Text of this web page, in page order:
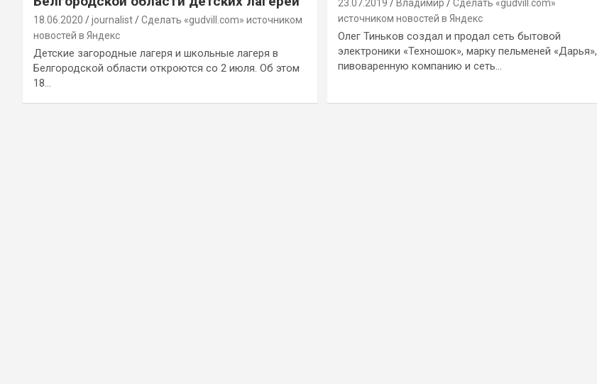
18.06.2020 journalist
Сделать «gudvill.com» источником
новостей в Яндекс
Детские загородные лагеря и школьные лагеря в
Белгородской области откроются со 2 июля. Об этом
18…
23.07.2019 Владимир
Сделать «gudvill.com»
источником новостей в Яндекс
Олег Тиньков создал и продал сеть бытовой
электроники «Техношок», марку пельменей «Дарья»,
пивоваренную компанию и сеть…